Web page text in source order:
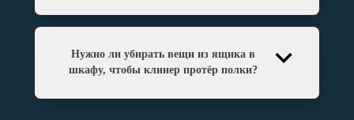
Нужно ли убирать вещи из ящика в
шкафу, чтобы клинер протёр полки?